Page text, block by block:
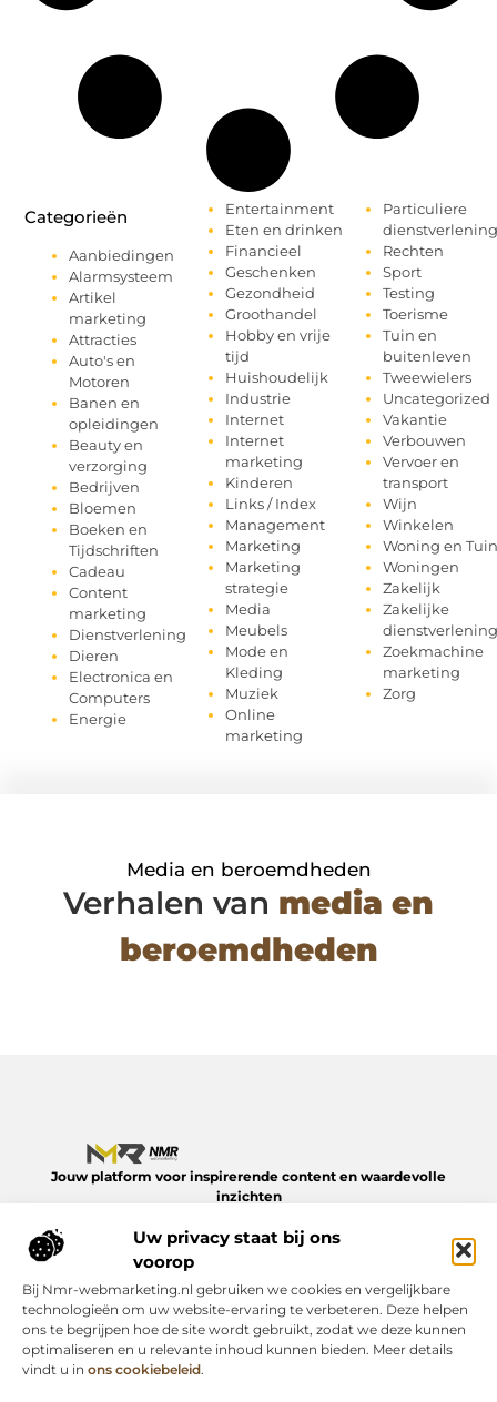
Uw privacy staat bij ons
voorop
Bij Nmr-webmarketing.nl gebruiken we cookies en vergelijkbare
technologieën om uw website-ervaring te verbeteren. Deze helpen
ons te begrijpen hoe de site wordt gebruikt, zodat we deze kunnen
optimaliseren en u relevante inhoud kunnen bieden. Meer details
vindt u in ons cookiebeleid.
Categorieën
Aanbiedingen
Alarmsysteem
Artikel
marketing
Attracties
Auto's en
Motoren
Banen en
opleidingen
Beauty en
verzorging
Bedrijven
Bloemen
Boeken en
Tijdschriften
Cadeau
Content
marketing
Dienstverlening
Dieren
Electronica en
Computers
Energie
Entertainment
Eten en drinken
Financieel
Geschenken
Gezondheid
Groothandel
Hobby en vrije
tijd
Huishoudelijk
Industrie
Internet
Internet
marketing
Kinderen
Links / Index
Management
Marketing
Marketing
strategie
Media
Meubels
Mode en
Kleding
Muziek
Online
marketing
Particuliere
dienstverlening
Rechten
Sport
Testing
Toerisme
Tuin en
buitenleven
Tweewielers
Uncategorized
Vakantie
Verbouwen
Vervoer en
transport
Wijn
Winkelen
Woning en Tuin
Woningen
Zakelijk
Zakelijke
dienstverlening
Zoekmachine
marketing
Zorg
Media en beroemdheden
Verhalen van media en
beroemdheden
Jouw platform voor inspirerende content en waardevolle
inzichten
dagelijks leven – van slimme tips tot verdiepende verhalen.
Alles op NMR-webmarketing.nl.
Onze informatie
Bericht categorie